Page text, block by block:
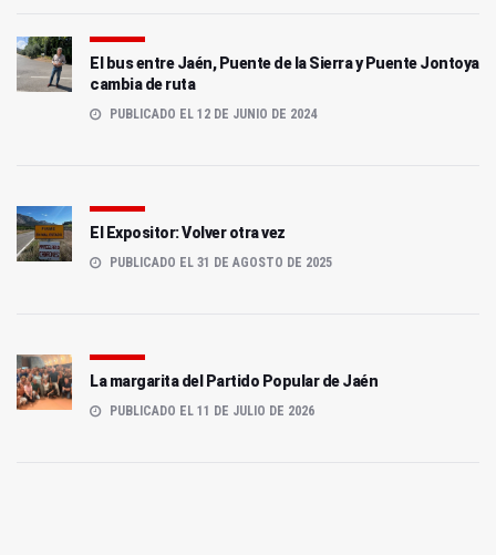
El bus entre Jaén, Puente de la Sierra y Puente Jontoya
cambia de ruta
PUBLICADO EL 12 DE JUNIO DE 2024
El Expositor: Volver otra vez
PUBLICADO EL 31 DE AGOSTO DE 2025
La margarita del Partido Popular de Jaén
PUBLICADO EL 11 DE JULIO DE 2026